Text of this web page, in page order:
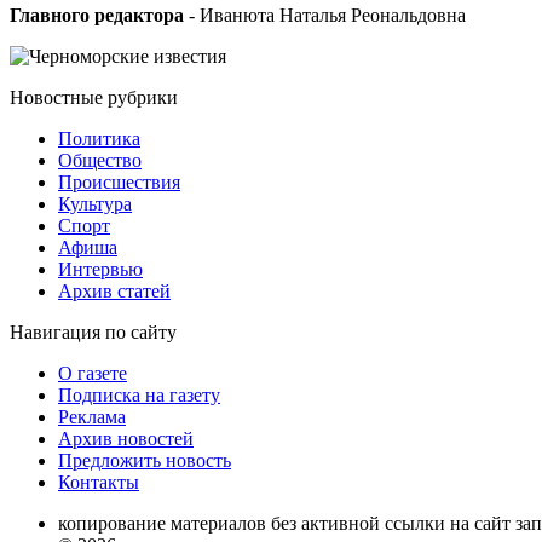
Главного редактора - Иванюта Наталья Реональдовна
Новостные рубрики
Политика
Общество
Проиcшествия
Культура
Спорт
Афиша
Интервью
Архив статей
Навигация по сайту
О газете
Подписка на газету
Реклама
Архив новостей
Предложить новость
Контакты
копирование материалов без активной ссылки на сайт